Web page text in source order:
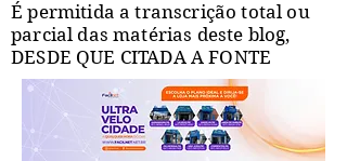
É permitida a transcrição total ou
parcial das matérias deste blog,
DESDE QUE CITADA A FONTE